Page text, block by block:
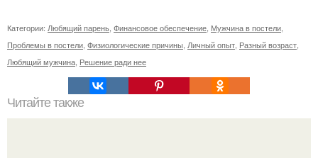
Категории: Любящий парень Финансовое обеспечение Мужчина в постели
Проблемы в постели Физиологические причины Личный опыт Разный возраст
Любящий мужчина Решение ради нее
Читайте также